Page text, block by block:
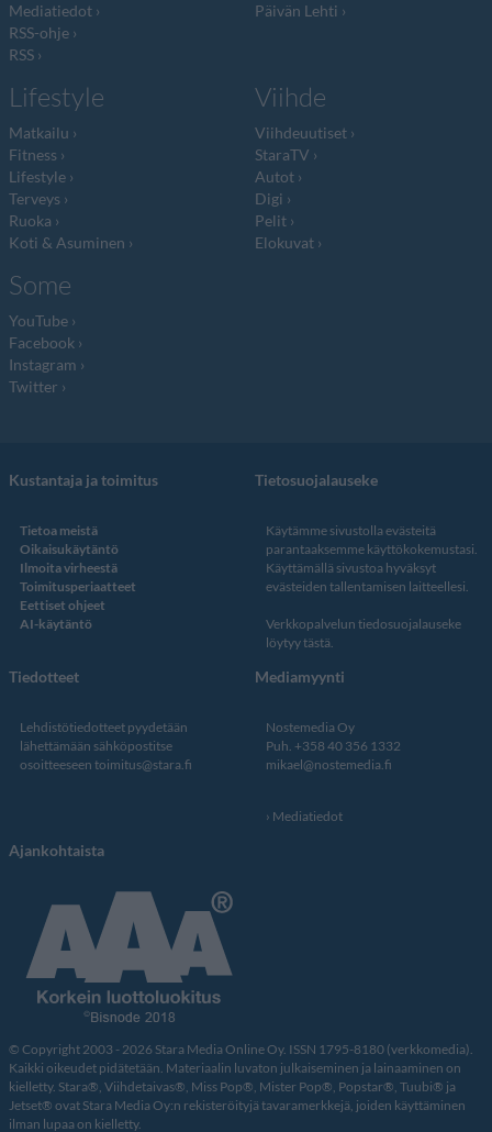
Mediatiedot
RSS-ohje
RSS
Päivän Lehti
Lifestyle
Matkailu
Fitness
Lifestyle
Terveys
Ruoka
Koti & Asuminen
Viihde
Viihdeuutiset
StaraTV
Autot
Digi
Pelit
Elokuvat
Some
YouTube
Facebook
Instagram
Twitter
Kustantaja ja toimitus
Tietoa meistä
Oikaisukäytäntö
Ilmoita virheestä
Toimitusperiaatteet
Eettiset ohjeet
AI-käytäntö
Tietosuojalauseke
Käytämme sivustolla evästeitä
parantaaksemme käyttökokemustasi.
Käyttämällä sivustoa hyväksyt
evästeiden tallentamisen laitteellesi.
Verkkopalvelun tiedosuojalauseke
löytyy tästä.
Tiedotteet
Lehdistötiedotteet pyydetään
lähettämään sähköpostitse
osoitteeseen toimitus@stara.fi
Mediamyynti
Nostemedia Oy
Puh. +358 40 356 1332
mikael@nostemedia.fi
Mediatiedot
Ajankohtaista
© Copyright 2003 - 2026 Stara Media Online Oy. ISSN 1795-8180 (verkkomedia).
Kaikki oikeudet pidätetään. Materiaalin luvaton julkaiseminen ja lainaaminen on
kielletty. Stara®, Viihdetaivas®, Miss Pop®, Mister Pop®, Popstar®, Tuubi® ja
Jetset® ovat Stara Media Oy:n rekisteröityjä tavaramerkkejä, joiden käyttäminen
ilman lupaa on kielletty.